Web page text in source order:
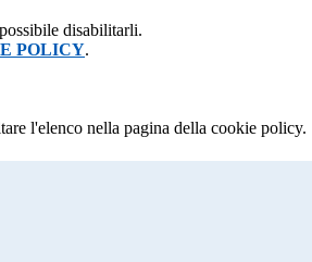
disabilitarli.
POLICY.
l'elenco nella pagina della cookie policy.